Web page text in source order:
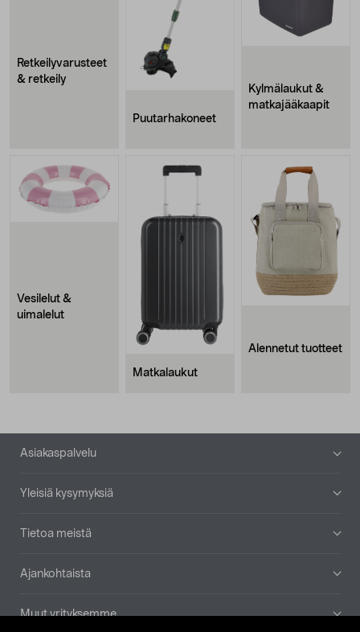
Retkeilyvarusteet
& retkeily
Puutarhakoneet
Kylmälaukut &
matkajääkaapit
Vesilelut &
uimalelut
Matkalaukut
Alennetut tuotteet
Alatunniste
Asiakaspalvelu
Yleisiä kysymyksiä
Tietoa meistä
Ajankohtaista
Muut yrityksemme